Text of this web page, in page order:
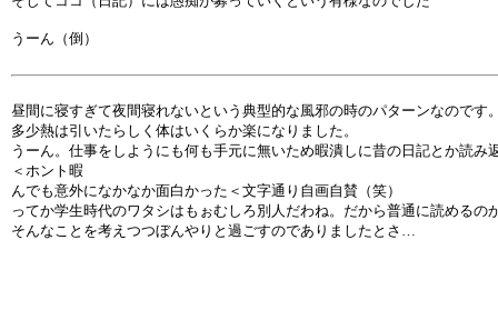
うーん（倒）
昼間に寝すぎて夜間寝れないという典型的な風邪の時のパターンなのです
多少熱は引いたらしく体はいくらか楽になりました。
うーん。仕事をしようにも何も手元に無いため暇潰しに昔の日記とか読み
＜ホント暇
んでも意外になかなか面白かった＜文字通り自画自賛（笑）
ってか学生時代のワタシはもぉむしろ別人だわね。だから普通に読めるの
そんなことを考えつつぼんやりと過ごすのでありましたとさ…